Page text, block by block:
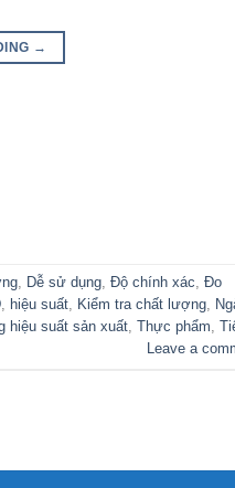
→
, Dễ sử dụng, Độ chính xác, Đo
, hiệu suất, Kiểm tra chất lượng,
hiệu suất sản xuất, Thực phẩm,
Leave a